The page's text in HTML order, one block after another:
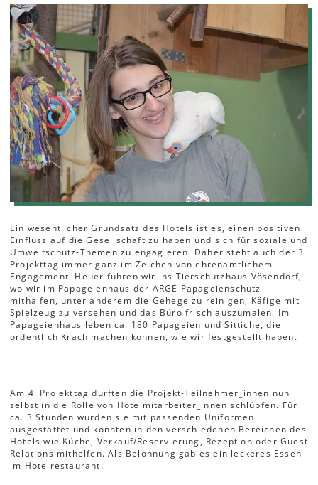
Ein wesentlicher Grundsatz des Hotels ist es, einen positiven
Einfluss auf die Gesellschaft zu haben und sich für soziale und
Umweltschutz-Themen zu engagieren. Daher steht auch der 3.
Projekttag immer ganz im Zeichen von ehrenamtlichem
Engagement. Heuer fuhren wir ins Tierschutzhaus Vösendorf,
wo wir im Papageienhaus der ARGE Papageienschutz
mithalfen, unter anderem die Gehege zu reinigen, Käfige mit
Spielzeug zu versehen und das Büro frisch auszumalen. Im
Papageienhaus leben ca. 180 Papageien und Sittiche, die
ordentlich Krach machen können, wie wir festgestellt haben.
Am 4. Projekttag durften die Projekt-Teilnehmer_innen nun
selbst in die Rolle von Hotelmitarbeiter_innen schlüpfen. Für
ca. 3 Stunden wurden sie mit passenden Uniformen
ausgestattet und konnten in den verschiedenen Bereichen des
Hotels wie Küche, Verkauf/Reservierung, Rezeption oder Guest
Relations mithelfen. Als Belohnung gab es ein leckeres Essen
im Hotelrestaurant.